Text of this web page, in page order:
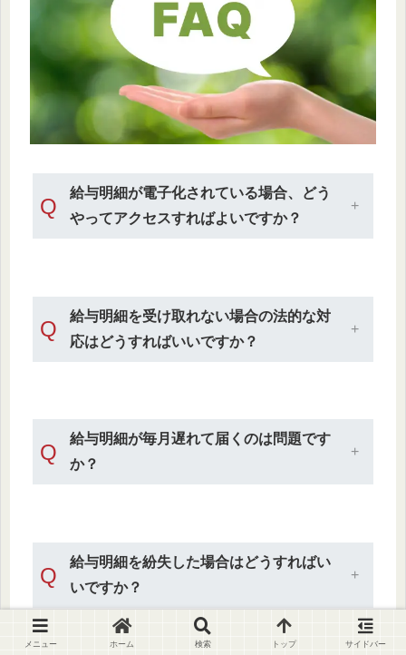
Q
給与明細が電子化されている場合、どう
やってアクセスすればよいですか？
Q
給与明細を受け取れない場合の法的な対
応はどうすればいいですか？
Q
給与明細が毎月遅れて届くのは問題です
か？
Q
給与明細を紛失した場合はどうすればい
いですか？
メニュー ホーム 検索 トップ サイドバー